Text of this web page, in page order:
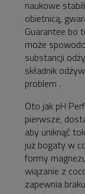
naukowe
obietnicą,
Guarantee bo
może
substancji
składnik
problem .
Oto jak pH
pierwsze,
aby uniknąć
już bogaty w
formy
wiązanie z
zapewnia